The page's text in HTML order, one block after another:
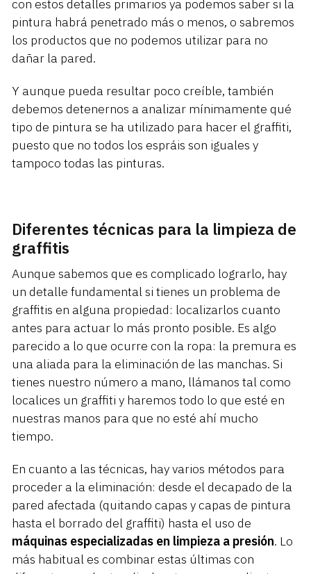
con estos detalles primarios ya podemos saber si la
pintura habrá penetrado más o menos, o sabremos
los productos que no podemos utilizar para no
dañar la pared.
Y aunque pueda resultar poco creíble, también
debemos detenernos a analizar mínimamente qué
tipo de pintura se ha utilizado para hacer el graffiti,
puesto que no todos los espráis son iguales y
tampoco todas las pinturas.
Diferentes técnicas para la limpieza de
graffitis
Aunque sabemos que es complicado lograrlo, hay
un detalle fundamental si tienes un problema de
graffitis en alguna propiedad: localizarlos cuanto
antes para actuar lo más pronto posible. Es algo
parecido a lo que ocurre con la ropa: la premura es
una aliada para la eliminación de las manchas. Si
tienes nuestro número a mano, llámanos tal como
localices un graffiti y haremos todo lo que esté en
nuestras manos para que no esté ahí mucho
tiempo.
En cuanto a las técnicas, hay varios métodos para
proceder a la eliminación: desde el decapado de la
pared afectada (quitando capas y capas de pintura
hasta el borrado del graffiti) hasta el uso de
máquinas especializadas en limpieza a presión. Lo
más habitual es combinar estas últimas con